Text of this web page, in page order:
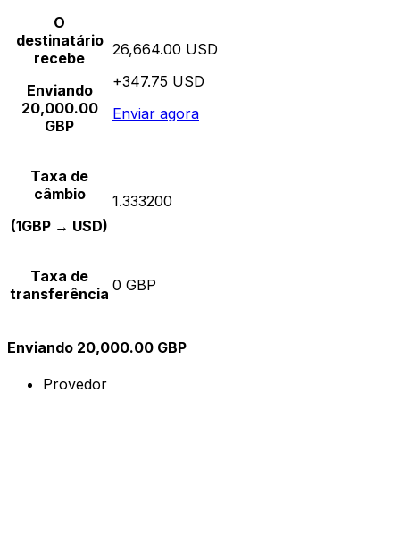
O
destinatário
recebe
Enviando
20,000.00
GBP
26,664.00 USD
+347.75 USD
Enviar agora
Taxa de
câmbio
(1GBP → USD)
1.333200
Taxa de
transferência 0 GBP
Enviando 20,000.00 GBP
Provedor